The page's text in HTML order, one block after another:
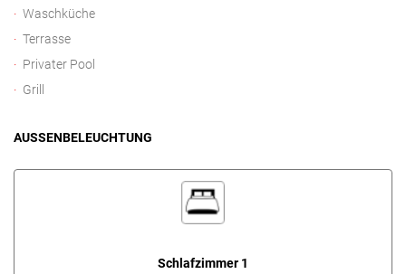
Waschküche
Terrasse
Privater Pool
Grill
AUSSENBELEUCHTUNG
Schlafzimmer 1